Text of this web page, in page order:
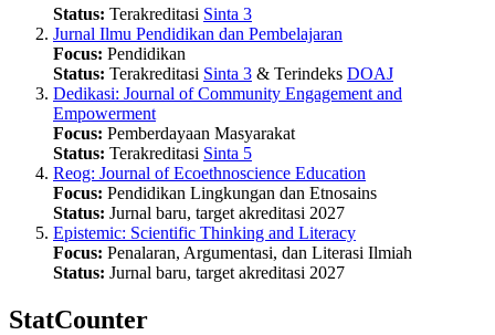
Status: Terakreditasi Sinta 3
Jurnal Ilmu Pendidikan dan Pembelajaran
Focus: Pendidikan
Status: Terakreditasi Sinta 3 & Terindeks DOAJ
Dedikasi: Journal of Community Engagement and
Empowerment
Focus: Pemberdayaan Masyarakat
Status: Terakreditasi Sinta 5
Reog: Journal of Ecoethnoscience Education
Focus: Pendidikan Lingkungan dan Etnosains
Status: Jurnal baru, target akreditasi 2027
Epistemic: Scientific Thinking and Literacy
Focus: Penalaran, Argumentasi, dan Literasi Ilmiah
Status: Jurnal baru, target akreditasi 2027
StatCounter